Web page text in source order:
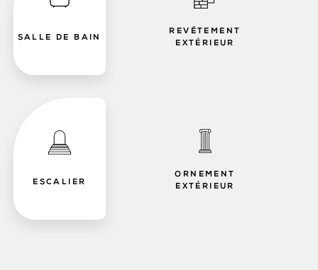
SALLE DE BAIN
REVÊTEMENT
EXTÉRIEUR
ESCALIER
ORNEMENT
EXTÉRIEUR